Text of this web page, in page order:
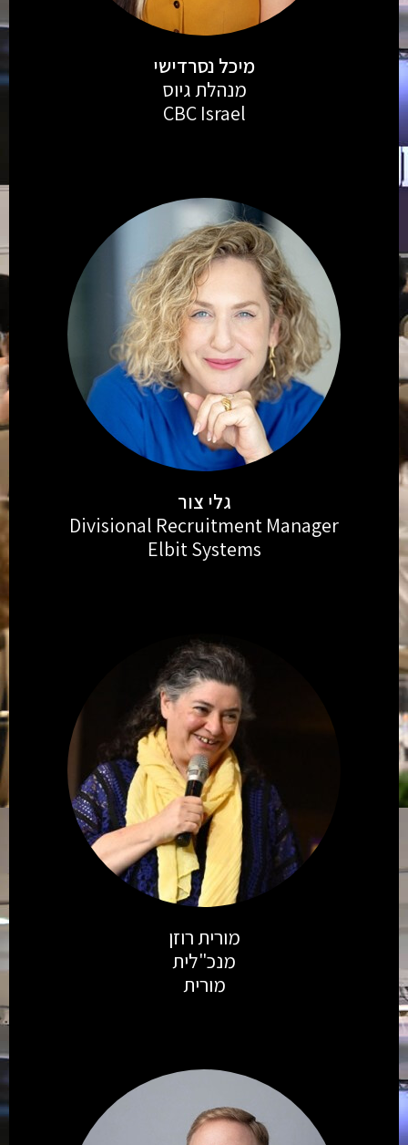
מיכל נסרדישי
מנהלת גיוס
CBC Israel
גלי צור
Divisional Recruitment Manager
Elbit Systems
מורית רוזן
מנכ"לית
מורית